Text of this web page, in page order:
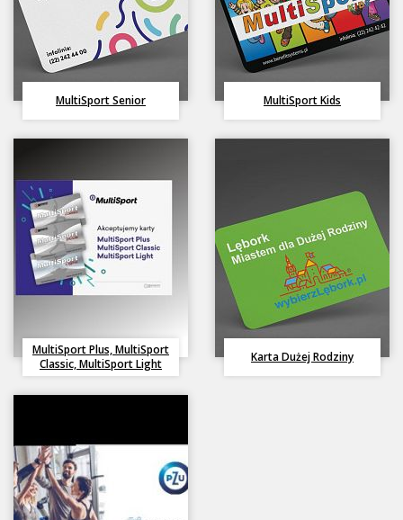
MultiSport Senior MultiSport Kids
MultiSport Plus, MultiSport
Classic, MultiSport Light
Karta Dużej Rodziny